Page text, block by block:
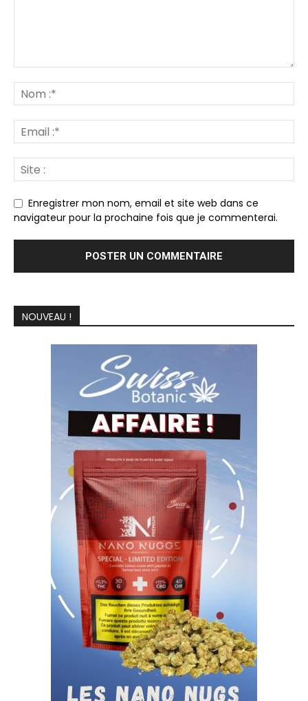
Enregistrer mon nom, email et site web dans ce
navigateur pour la prochaine fois que je commenterai.
NOUVEAU !